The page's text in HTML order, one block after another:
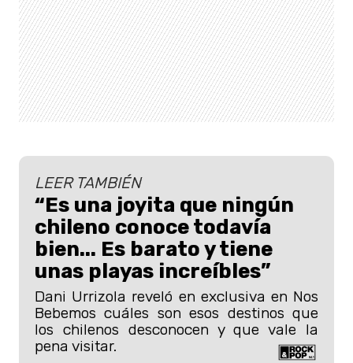
LEER TAMBIÉN
“Es una joyita que ningún
chileno conoce todavía
bien... Es barato y tiene
unas playas increíbles”
Dani Urrizola reveló en exclusiva en Nos
Bebemos cuáles son esos destinos que
los chilenos desconocen y que vale la
pena visitar.